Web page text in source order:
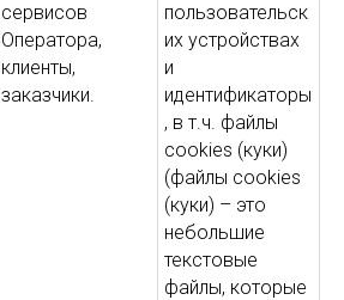
сервисов
Оператора,
клиенты,
заказчики.
пользовательск
их устройствах
и
идентификаторы
, в т.ч. файлы
cookies (куки)
(файлы cookies
(куки) – это
небольшие
текстовые
файлы, которые